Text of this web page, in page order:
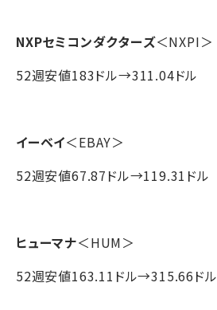
NXPセミコンダクターズ＜NXPI＞
52週安値183ドル→311.04ドル
イーベイ＜EBAY＞
52週安値67.87ドル→119.31ドル
ヒューマナ＜HUM＞
52週安値163.11ドル→315.66ドル